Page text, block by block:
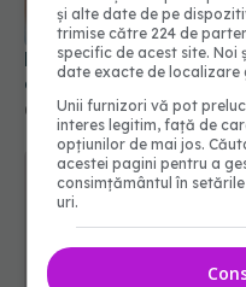
De ce trebuie să speli
după ce te demachiezi
01 apr 2026, 19:23
și alte date de pe
trimise către 224 de
specific de acest site.
date exacte de
Unii furnizori vă pot
interes legitim, față de
opțiunilor de mai jos.
acestei pagini pentru a
consimțământul în
uri.